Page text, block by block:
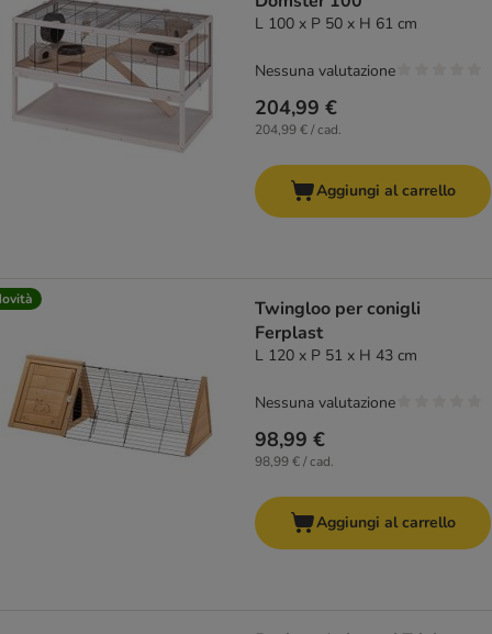
L 100 x P 50 x H 61 cm
204,99 €
204,99 € / cad.
Nessuna valutazione
Aggiungi al carrello
Twingloo per conigli
Ferplast
L 120 x P 51 x H 43 cm
98,99 €
98,99 € / cad.
Nessuna valutazione
Aggiungi al carrello